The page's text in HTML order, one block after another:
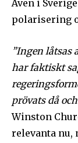
Även i
polarisering
”Ingen låtsas
har faktiskt
prövats då
Winston
relevanta nu,